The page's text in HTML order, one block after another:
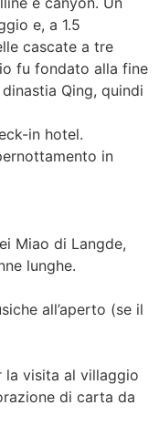
e, a 1.5
cascate a tre
fu fondato alla fine
Qing, quindi
in hotel.
in
Miao di Langde,
lunghe.
all’aperto (se il
la visita al villaggio
di carta da